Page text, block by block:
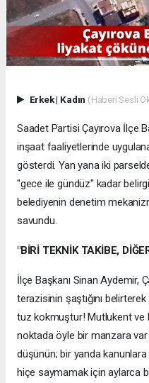
Erkek| Kadın (Haberi Sesli
Saadet Partisi Çayırova İlçe
inşaat faaliyetlerinde
gösterdi. Yan yana iki
"gece ile gündüz" kadar
belediyenin denetim
savundu.
"BİRİ TEKNİK TAKİBE,
İlçe Başkanı Sinan Aydemir,
terazisinin şaştığını belirterek
tuz kokmuştur! Mutlukent ve
noktada öyle bir manzara var
düşünün; bir yanda kanunlara
hiçe saymamak için aylarca